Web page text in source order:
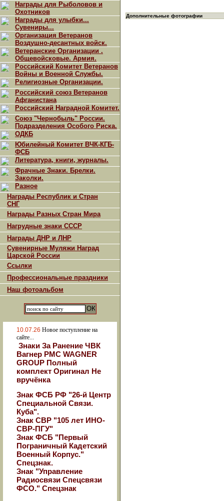
Награды для Рыболовов и
Охотников
Награды для улыбки...
Сувениры...
Организация Ветеранов
Воздушно-десантных войск.
Ветеранские Организации .
Общевойсковые. Армия.
Российский Комитет Ветеранов
Войны и Военной Службы.
Религиозные Организации.
Российский союз Ветеранов
Афганистана
Российский Наградной Комитет.
Союз "Чернобыль" России.
Подразделения Особого Риска.
ОДКБ
Юбилейный Комитет ВЧК-КГБ-
ФСБ
Литература, книги, журналы.
Фрачные Знаки. Брелки.
Заколки.
Разное
Награды Республик и Стран
СНГ
Награды Разных Стран Мира
Нагрудные знаки СССР
Награды ДНР и ЛНР
Сувенирные Муляжи Наград
Царской России
Ссылки
Профессиональные праздники
Наш фотоальбом
10.07.26 Новое поступление на
сайте...
Знаки За Ранение ЧВК
Вагнер РМС WAGNER
GROUP Полный
комплект Оригинал Не
вручёнка
Знак ФСБ РФ "26-й Центр
Специальной Связи.
Куба".
Знак СВР "105 лет ИНО-
СВР-ПГУ"
Знак ФСБ "Первый
Пограничный Кадетский
Военный Корпус."
Спецзнак.
Знак "Управление
Радиосвязи Спецсвязи
ФСО." Спецзнак
Дополнительные фотографии